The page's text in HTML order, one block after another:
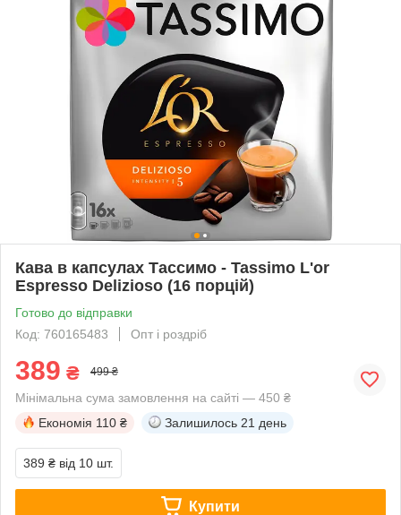
Кава в капсулах Тассимо - Tassimo L'or
Espresso Delizioso (16 порцій)
Готово до відправки
Код: 760165483
Опт і роздріб
389 ₴ 499 ₴
Мінімальна сума замовлення на сайті — 450 ₴
Економія 110 ₴ Залишилось 21 день
389 ₴ від 10 шт.
Купити